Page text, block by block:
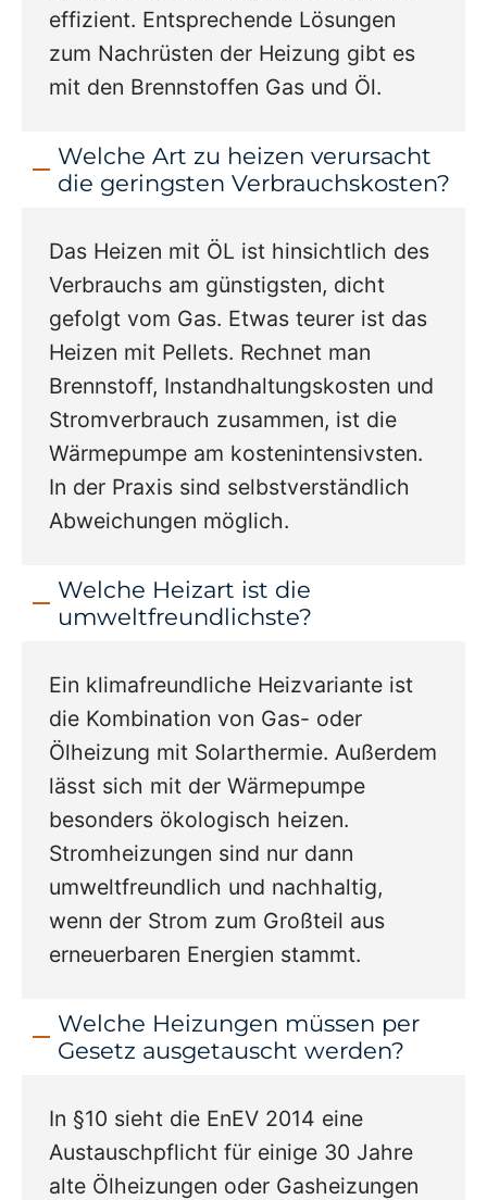
effizient. Entsprechende Lösungen
zum Nachrüsten der Heizung gibt es
mit den Brennstoffen Gas und Öl.
Welche Art zu heizen verursacht
die geringsten Verbrauchskosten?
Das Heizen mit ÖL ist hinsichtlich des
Verbrauchs am günstigsten, dicht
gefolgt vom Gas. Etwas teurer ist das
Heizen mit Pellets. Rechnet man
Brennstoff, Instandhaltungskosten und
Stromverbrauch zusammen, ist die
Wärmepumpe am kostenintensivsten.
In der Praxis sind selbstverständlich
Abweichungen möglich.
Welche Heizart ist die
umweltfreundlichste?
Ein klimafreundliche Heizvariante ist
die Kombination von Gas- oder
Ölheizung mit Solarthermie. Außerdem
lässt sich mit der Wärmepumpe
besonders ökologisch heizen.
Stromheizungen sind nur dann
umweltfreundlich und nachhaltig,
wenn der Strom zum Großteil aus
erneuerbaren Energien stammt.
Welche Heizungen müssen per
Gesetz ausgetauscht werden?
In §10 sieht die EnEV 2014 eine
Austauschpflicht für einige 30 Jahre
alte Ölheizungen oder Gasheizungen